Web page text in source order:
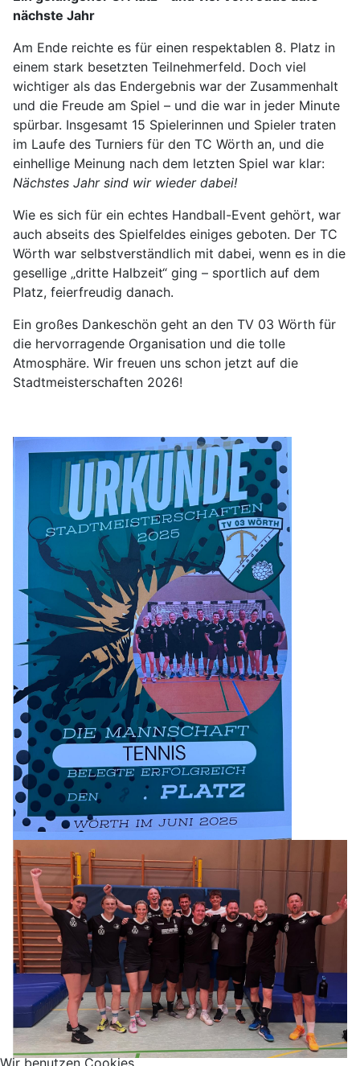
nächste Jahr
Am Ende reichte es für einen respektablen 8. Platz in
einem stark besetzten Teilnehmerfeld. Doch viel
wichtiger als das Endergebnis war der Zusammenhalt
und die Freude am Spiel – und die war in jeder Minute
spürbar. Insgesamt 15 Spielerinnen und Spieler traten
im Laufe des Turniers für den TC Wörth an, und die
einhellige Meinung nach dem letzten Spiel war klar:
Nächstes Jahr sind wir wieder dabei!
Wie es sich für ein echtes Handball-Event gehört, war
auch abseits des Spielfeldes einiges geboten. Der TC
Wörth war selbstverständlich mit dabei, wenn es in die
gesellige „dritte Halbzeit“ ging – sportlich auf dem
Platz, feierfreudig danach.
Ein großes Dankeschön geht an den TV 03 Wörth für
die hervorragende Organisation und die tolle
Atmosphäre. Wir freuen uns schon jetzt auf die
Stadtmeisterschaften 2026!
Wir benutzen Cookies